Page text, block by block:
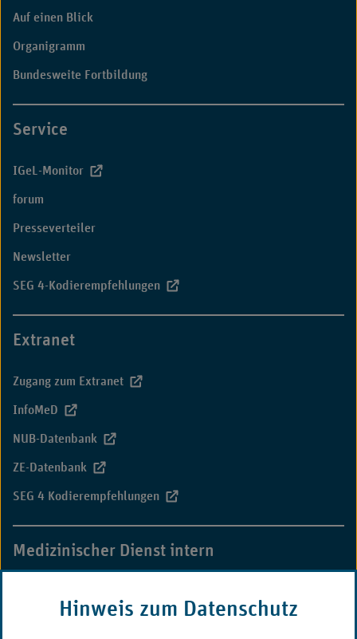
Auf einen Blick
Organigramm
Bundesweite Fortbildung
Service
IGeL-Monitor
forum
Presseverteiler
Newsletter
SEG 4-Kodierempfehlungen
Extranet
Zugang zum Extranet
InfoMeD
NUB-Datenbank
ZE-Datenbank
SEG 4 Kodierempfehlungen
Medizinischer Dienst intern
Hinweis zum Datenschutz